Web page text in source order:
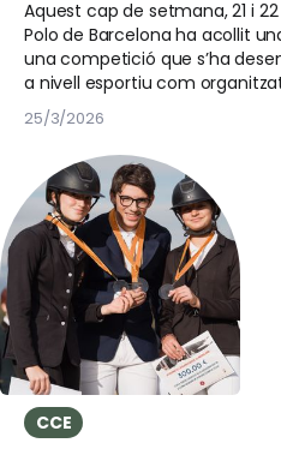
Aquest cap de setmana, 21 i
Polo de Barcelona ha acollit
una competició que s’ha
a nivell esportiu com
25/3/2026
CCE